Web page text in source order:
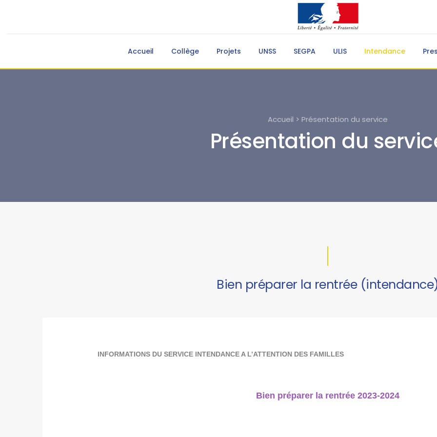
Accueil Collège Projets UNSS SEGPA ULIS Intendance
Accueil > Présentation du service
Présentation du
Bien préparer la rentrée
INFORMATIONS DU SERVICE INTENDANCE A L’ATTENTION DES FAMILLES
Bien préparer la rentrée 2023-2024